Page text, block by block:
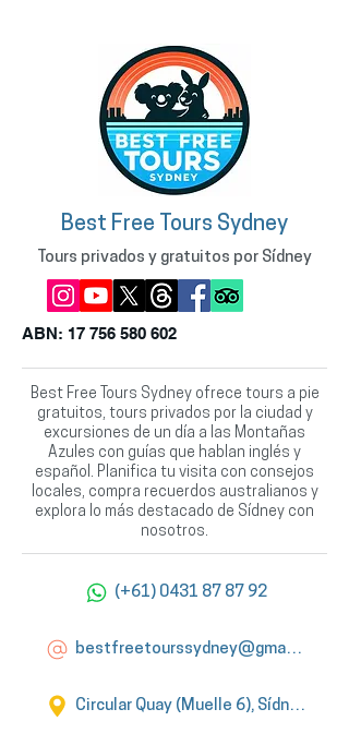
Best Free Tours Sydney
Tours privados y gratuitos por Sídney
ABN: 17 756 580 602
Best Free Tours Sydney ofrece tours a pie
gratuitos, tours privados por la ciudad y
excursiones de un día a las Montañas
Azules con guías que hablan inglés y
español. Planifica tu visita con consejos
locales, compra recuerdos australianos y
explora lo más destacado de Sídney con
nosotros.
(+61) 0431 87 87 92
bestfreetourssydney@gmail.com
Circular Quay (Muelle 6), Sídney